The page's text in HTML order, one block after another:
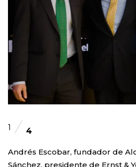
1 4
Andrés Escobar, fundador de
Sánchez, presidente de Ernst &